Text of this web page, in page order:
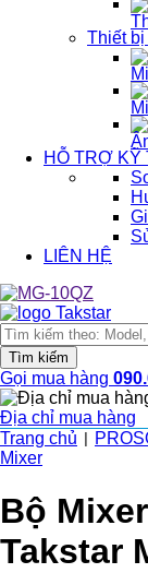
Thiết
HỖ TRỢ KỸ
LIÊN HỆ
Gọi mua hàng
Địa chỉ mua hàng
Trang chủ
Mixer
Bộ
Takstar